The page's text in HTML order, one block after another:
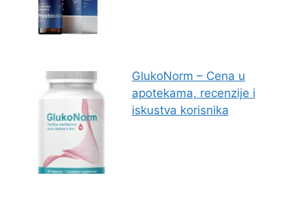
GlukoNorm – Cena u
apotekama, recenzije i
iskustva korisnika